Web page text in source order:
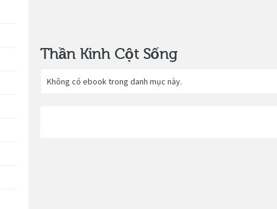
Thần Kinh Cột Sống
Không có ebook trong danh mục này.